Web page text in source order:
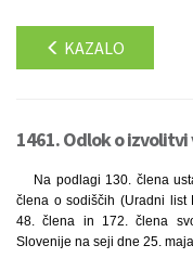
KAZALO
1461. Odlok o
Na podlagi 130. člena
člena o sodiščih (Uradni list
48. člena in 172. člena
Slovenije na seji dne 25.